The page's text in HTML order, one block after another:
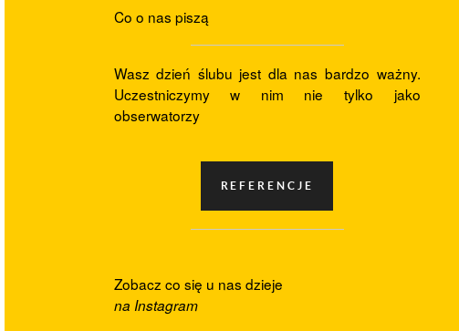
Co o nas piszą
Wasz dzień ślubu jest dla nas bardzo ważny.
Uczestniczymy w nim nie tylko jako
obserwatorzy
Zobacz co się u nas dzieje
na Instagram